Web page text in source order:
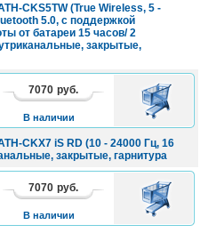
CKS5TW (True Wireless, 5 -
5.0, c поддержкой
от батареи 15 часов/ 2
закрытые,
CKX7 iS RD (10 - 24000 Гц, 16
закрытые, гарнитура
7070 руб.
В наличии
В
КОРЗИНУ
7070 руб.
В наличии
В
КОРЗИНУ